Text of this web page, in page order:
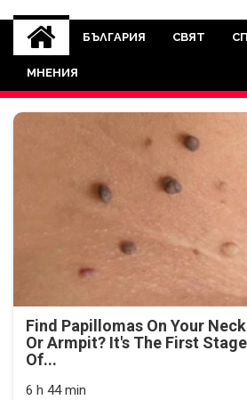
novinite-
Novinite-dnesbg.eu е
Света. Новините,
между медията
БЪЛГАРИЯ СВЯТ
МНЕНИЯ
Find Papillomas On Your Neck
Or Armpit? It's The First Stage
Of...
6 h 44 min